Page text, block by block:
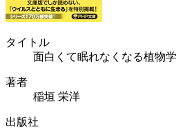
タイトル
面白くて眠れなくなる植物学
著者
稲垣 栄洋
出版社